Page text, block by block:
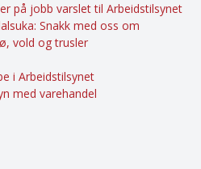
på jobb varslet til Arbeidstilsynet
Snakk med oss om
vold og trusler
i Arbeidstilsynet
med varehandel